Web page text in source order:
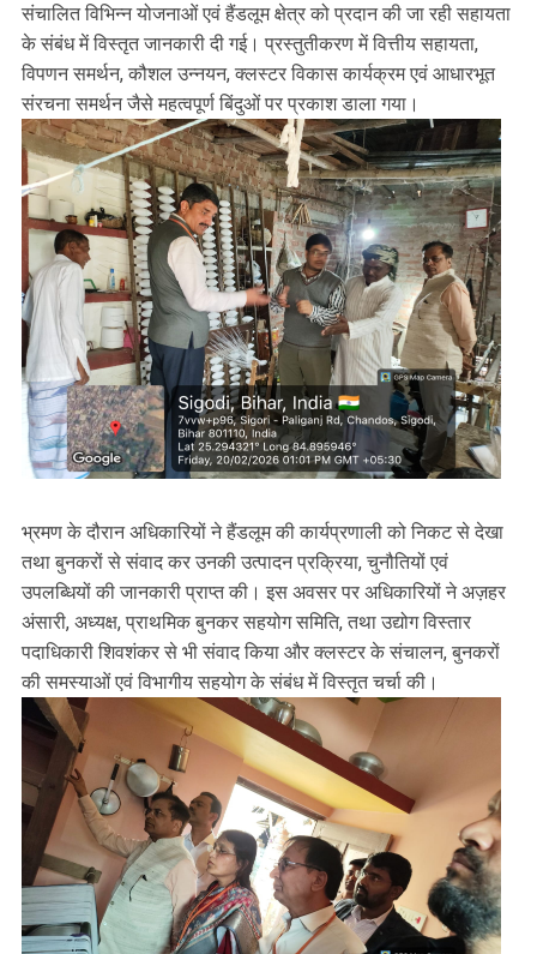
संचालित विभिन्न योजनाओं एवं हैंडलूम क्षेत्र को प्रदान की जा रही सहायता
के संबंध में विस्तृत जानकारी दी गई। प्रस्तुतीकरण में वित्तीय सहायता,
विपणन समर्थन, कौशल उन्नयन, क्लस्टर विकास कार्यक्रम एवं आधारभूत
संरचना समर्थन जैसे महत्वपूर्ण बिंदुओं पर प्रकाश डाला गया।
भ्रमण के दौरान अधिकारियों ने हैंडलूम की कार्यप्रणाली को निकट से देखा
तथा बुनकरों से संवाद कर उनकी उत्पादन प्रक्रिया, चुनौतियों एवं
उपलब्धियों की जानकारी प्राप्त की। इस अवसर पर अधिकारियों ने अज़हर
अंसारी, अध्यक्ष, प्राथमिक बुनकर सहयोग समिति, तथा उद्योग विस्तार
पदाधिकारी शिवशंकर से भी संवाद किया और क्लस्टर के संचालन, बुनकरों
की समस्याओं एवं विभागीय सहयोग के संबंध में विस्तृत चर्चा की।